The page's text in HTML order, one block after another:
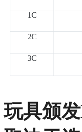
1C
2C
3C
玩具颁